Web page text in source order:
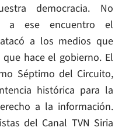
democracia. No
a ese encuentro el
a los medios que
hace el gobierno. El
Séptimo del Circuito,
histórica para la
a la información.
del Canal TVN Siria